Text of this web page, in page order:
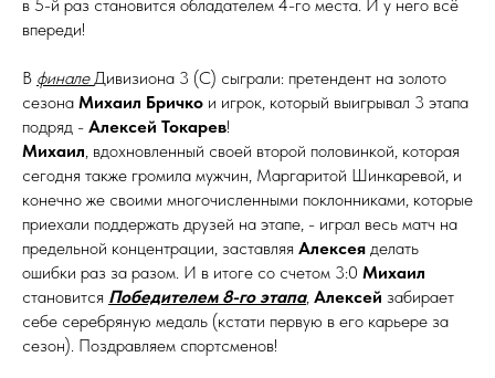
в 5-й раз становится обладателем 4-го места. И у него всё
впереди!
В финалеДивизиона 3 (С) сыграли: претендент на золото
сезона Михаил Бричко и игрок, который выигрывал 3 этапа
подряд - Алексей Токарев!
Михаил, вдохновленный своей второй половинкой, которая
сегодня также громила мужчин, Маргаритой Шинкаревой, и
конечно же своими многочисленными поклонниками, которые
приехали поддержать друзей на этапе, - играл весь матч на
предельной концентрации, заставляя Алексея делать
ошибки раз за разом. И в итоге со счетом 3:0 Михаил
становится Победителем 8-го этапа, Алексей забирает
себе серебряную медаль (кстати первую в его карьере за
сезон). Поздравляем спортсменов!